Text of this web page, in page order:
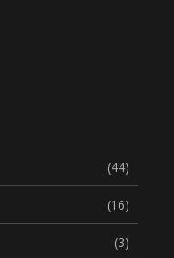
(44)
(16)
(3)